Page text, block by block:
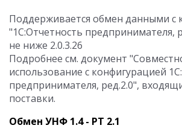
Поддерживается обмен данными с
"1С:Отчетность предпринимателя,
не ниже 2.0.3.26
Подробнее см. документ
использование с конфигурацией
предпринимателя, ред.2.0",
поставки.
Обмен УНФ 1.4 - РТ 2.1